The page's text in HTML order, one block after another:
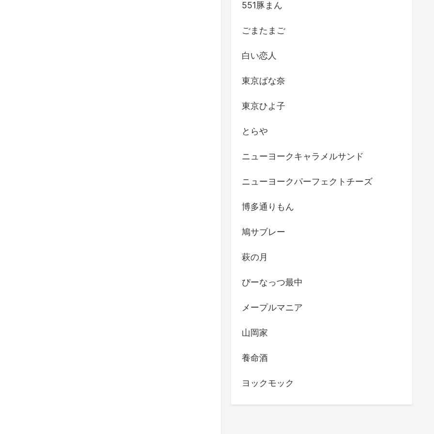
551豚まん
ごまたまご
白い恋人
東京ばな奈
東京ひよ子
とらや
ニューヨークキャラメルサンド
ニューヨークパーフェクトチーズ
博多通りもん
鳩サブレー
萩の月
ぴーなっつ最中
メープルマニア
山岡家
養命酒
ヨックモック